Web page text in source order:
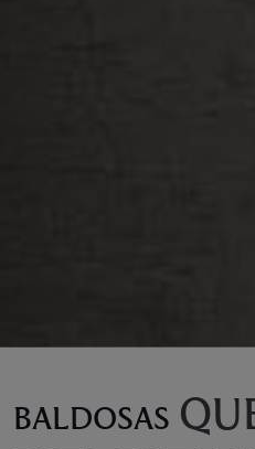
BALDOSAS